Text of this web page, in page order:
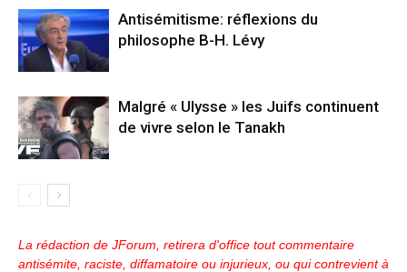
Antisémitisme: réflexions du
philosophe B-H. Lévy
Malgré « Ulysse » les Juifs continuent
de vivre selon le Tanakh
La rédaction de JForum, retirera d'office tout commentaire
antisémite, raciste, diffamatoire ou injurieux, ou qui contrevient à